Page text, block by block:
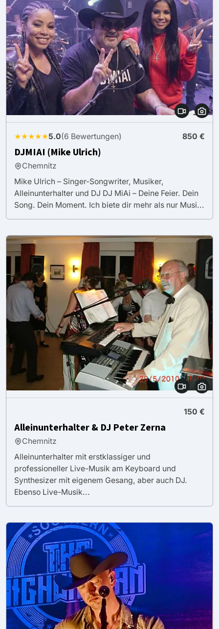
★★★★★5.0(6 Bewertungen) 850 €
DJMIAI (Mike Ulrich)
Chemnitz
Mike Ulrich – Singer-Songwriter, Musiker,
Alleinunterhalter und DJ DJ MiAi – Deine Feier. Dein
Song. Dein Moment. Ich biete dir mehr als nur Musi...
150 €
Alleinunterhalter & DJ Peter Zerna
Chemnitz
Alleinunterhalter mit erstklassiger und
professioneller Live-Musik am Keyboard und
Synthesizer mit eigenem Gesang, aber auch DJ.
Ebenso Live-Musik...